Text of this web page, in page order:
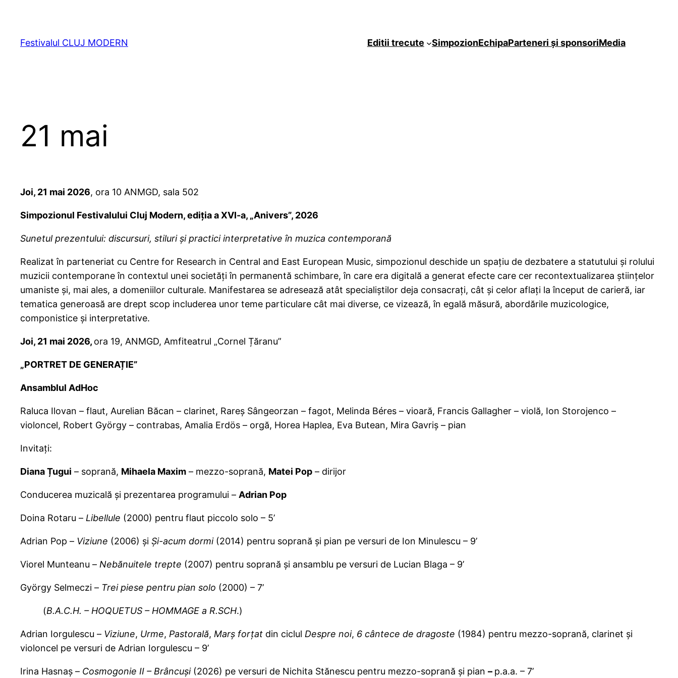
conținut
Festivalul CLUJ MODERN Editii trecute SimpozionEchipaParteneri şi sponsoriMedia
21 mai
Joi, 21 mai 2026, ora 10 ANMGD, sala 502
Simpozionul Festivalului Cluj Modern, ediția a XVI-a, „Anivers”, 2026
Sunetul prezentului: discursuri, stiluri şi practici interpretative în muzica contemporană
Realizat în parteneriat cu Centre for Research in Central and East European Music, simpozionul deschide un spaţiu de dezbatere a statutului şi rolului
muzicii contemporane în contextul unei societăţi în permanentă schimbare, în care era digitală a generat efecte care cer recontextualizarea ştiinţelor
umaniste şi, mai ales, a domeniilor culturale. Manifestarea se adresează atât specialiştilor deja consacraţi, cât şi celor aflaţi la început de carieră, iar
tematica generoasă are drept scop includerea unor teme particulare cât mai diverse, ce vizează, în egală măsură, abordările muzicologice,
componistice şi interpretative.
Joi, 21 mai 2026, ora 19, ANMGD, Amfiteatrul „Cornel Țăranu”
„PORTRET DE GENERAȚIE”
Ansamblul AdHoc
Raluca Ilovan – flaut, Aurelian Băcan – clarinet, Rareș Sângeorzan – fagot, Melinda Béres – vioară, Francis Gallagher – violă, Ion Storojenco –
violoncel, Robert György – contrabas, Amalia Erdös – orgă, Horea Haplea, Eva Butean, Mira Gavriș – pian
Invitați:
Diana Țugui – soprană, Mihaela Maxim – mezzo-soprană, Matei Pop – dirijor
Conducerea muzicală și prezentarea programului – Adrian Pop
Doina Rotaru – Libellule (2000) pentru flaut piccolo solo – 5’
Adrian Pop – Viziune (2006) și Și-acum dormi(2014) pentru soprană și pian pe versuri de Ion Minulescu – 9’
Viorel Munteanu – Nebănuitele trepte (2007) pentru soprană și ansamblu pe versuri de Lucian Blaga – 9’
György Selmeczi – Trei piese pentru pian solo (2000) – 7’
(B.A.C.H. – HOQUETUS – HOMMAGE a R.SCH.)
Adrian Iorgulescu – Viziune, Urme, Pastorală, Marș forțat din ciclul Despre noi, 6 cântece de dragoste (1984) pentru mezzo-soprană, clarinet și
violoncel pe versuri de Adrian Iorgulescu – 9’
Irina Hasnaș – Cosmogonie II – Brâncuși(2026) pe versuri de Nichita Stănescu pentru mezzo-soprană și pian – p.a.a. – 7’